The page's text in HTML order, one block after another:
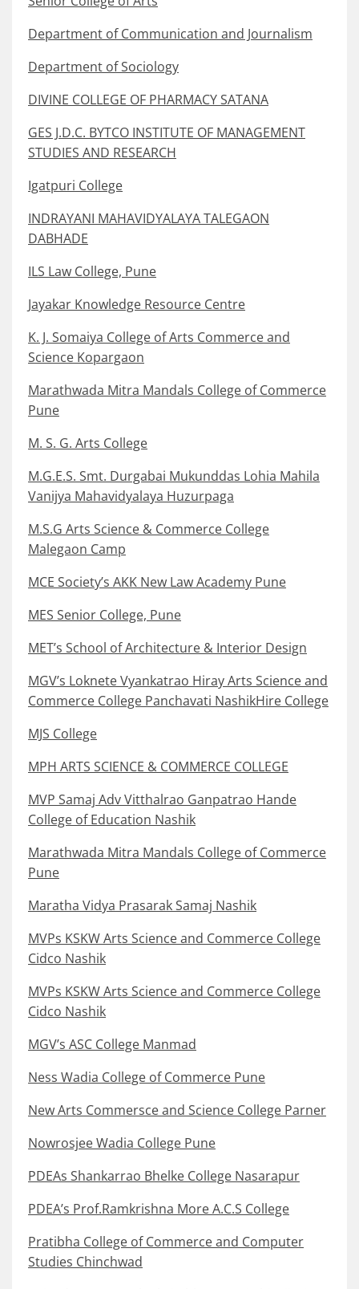
Department of Communication and Journalism
Department of Sociology
DIVINE COLLEGE OF PHARMACY SATANA
GES J.D.C. BYTCO INSTITUTE OF MANAGEMENT
STUDIES AND RESEARCH
Igatpuri College
INDRAYANI MAHAVIDYALAYA TALEGAON
DABHADE
ILS Law College, Pune
Jayakar Knowledge Resource Centre
K. J. Somaiya College of Arts Commerce and
Science Kopargaon
Marathwada Mitra Mandals College of Commerce
Pune
M. S. G. Arts College
M.G.E.S. Smt. Durgabai Mukunddas Lohia Mahila
Vanijya Mahavidyalaya Huzurpaga
M.S.G Arts Science & Commerce College
Malegaon Camp
MCE Society’s AKK New Law Academy Pune
MES Senior College, Pune
MET’s School of Architecture & Interior Design
MGV’s Loknete Vyankatrao Hiray Arts Science and
Commerce College Panchavati NashikHire College
MJS College
MPH ARTS SCIENCE & COMMERCE COLLEGE
MVP Samaj Adv Vitthalrao Ganpatrao Hande
College of Education Nashik
Marathwada Mitra Mandals College of Commerce
Pune
Maratha Vidya Prasarak Samaj Nashik
MVPs KSKW Arts Science and Commerce College
Cidco Nashik
MVPs KSKW Arts Science and Commerce College
Cidco Nashik
MGV’s ASC College Manmad
Ness Wadia College of Commerce Pune
New Arts Commersce and Science College Parner
Nowrosjee Wadia College Pune
PDEAs Shankarrao Bhelke College Nasarapur
PDEA’s Prof.Ramkrishna More A.C.S College
Pratibha College of Commerce and Computer
Studies Chinchwad